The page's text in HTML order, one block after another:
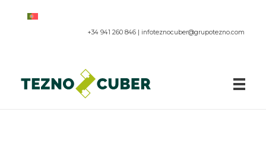
+34 941 260 846 | infoteznocuber@grupotezno.com